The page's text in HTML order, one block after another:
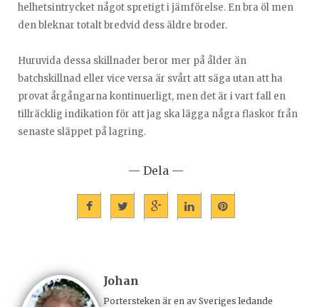
helhetsintrycket något spretigt i jämförelse. En bra öl men
den bleknar totalt bredvid dess äldre broder.
Huruvida dessa skillnader beror mer på ålder än
batchskillnad eller vice versa är svårt att säga utan att ha
provat årgångarna kontinuerligt, men det är i vart fall en
tillräcklig indikation för att jag ska lägga några flaskor från
senaste släppet på lagring.
— Dela —
Johan
Portersteken är en av Sveriges ledande